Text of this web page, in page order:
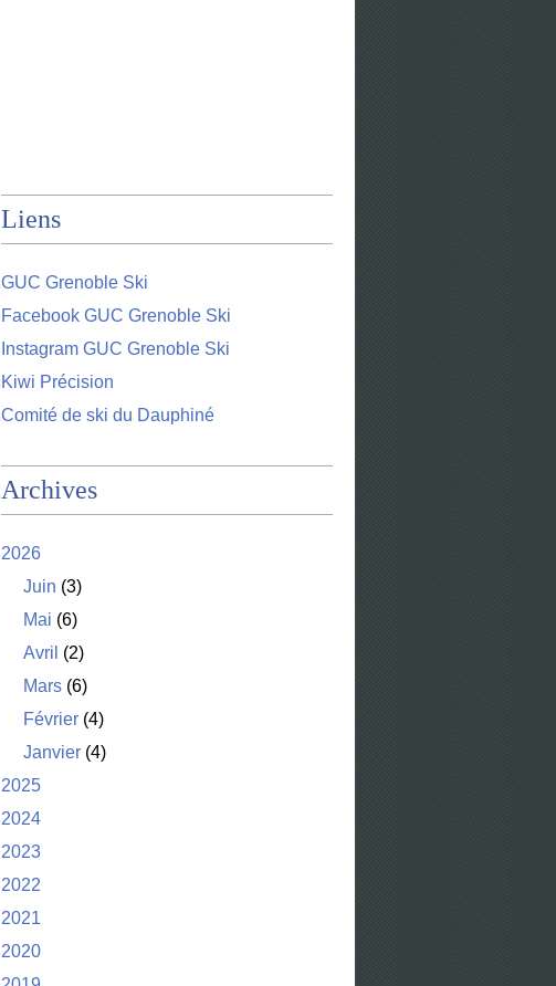
Liens
GUC Grenoble Ski
Facebook GUC Grenoble Ski
Instagram GUC Grenoble Ski
Kiwi Précision
Comité de ski du Dauphiné
Archives
2026
Juin (3)
Mai (6)
Avril (2)
Mars (6)
Février (4)
Janvier (4)
2025
2024
2023
2022
2021
2020